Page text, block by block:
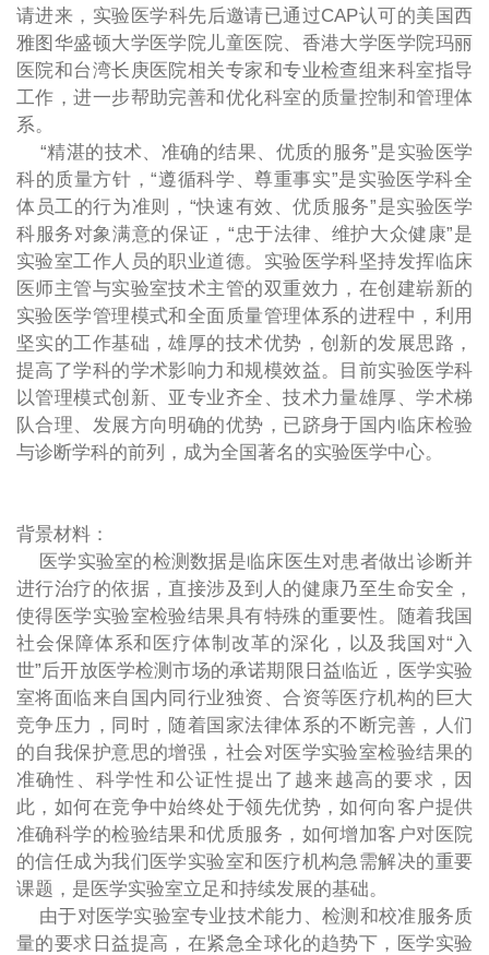
请进来，实验医学科先后邀请已通过CAP认可的美国西
雅图华盛顿大学医学院儿童医院、香港大学医学院玛丽
医院和台湾长庚医院相关专家和专业检查组来科室指导
工作，进一步帮助完善和优化科室的质量控制和管理体
系。
“精湛的技术、准确的结果、优质的服务”是实验医学
科的质量方针，“遵循科学、尊重事实”是实验医学科全
体员工的行为准则，“快速有效、优质服务”是实验医学
科服务对象满意的保证，“忠于法律、维护大众健康”是
实验室工作人员的职业道德。实验医学科坚持发挥临床
医师主管与实验室技术主管的双重效力，在创建崭新的
实验医学管理模式和全面质量管理体系的进程中，利用
坚实的工作基础，雄厚的技术优势，创新的发展思路，
提高了学科的学术影响力和规模效益。目前实验医学科
以管理模式创新、亚专业齐全、技术力量雄厚、学术梯
队合理、发展方向明确的优势，已跻身于国内临床检验
与诊断学科的前列，成为全国著名的实验医学中心。
背景材料：
医学实验室的检测数据是临床医生对患者做出诊断并
进行治疗的依据，直接涉及到人的健康乃至生命安全，
使得医学实验室检验结果具有特殊的重要性。随着我国
社会保障体系和医疗体制改革的深化，以及我国对“入
世”后开放医学检测市场的承诺期限日益临近，医学实验
室将面临来自国内同行业独资、合资等医疗机构的巨大
竞争压力，同时，随着国家法律体系的不断完善，人们
的自我保护意思的增强，社会对医学实验室检验结果的
准确性、科学性和公证性提出了越来越高的要求，因
此，如何在竞争中始终处于领先优势，如何向客户提供
准确科学的检验结果和优质服务，如何增加客户对医院
的信任成为我们医学实验室和医疗机构急需解决的重要
课题，是医学实验室立足和持续发展的基础。
由于对医学实验室专业技术能力、检测和校准服务质
量的要求日益提高，在紧急全球化的趋势下，医学实验